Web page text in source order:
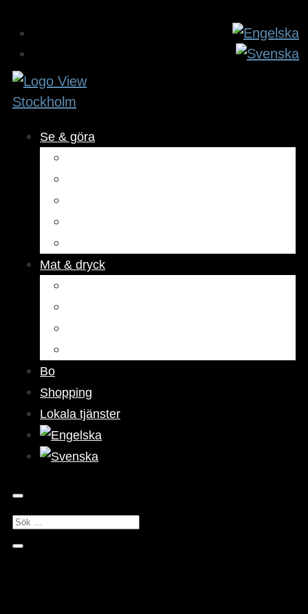
Se & göra
Mat & dryck
Bo
Shopping
Lokala tjänster